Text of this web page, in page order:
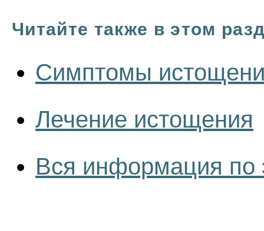
Читайте также в этом
Симптомы
Лечение истощения
Вся информация по